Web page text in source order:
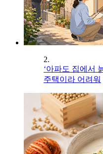
2.
‘아파도 집에서
주택이라 어려워